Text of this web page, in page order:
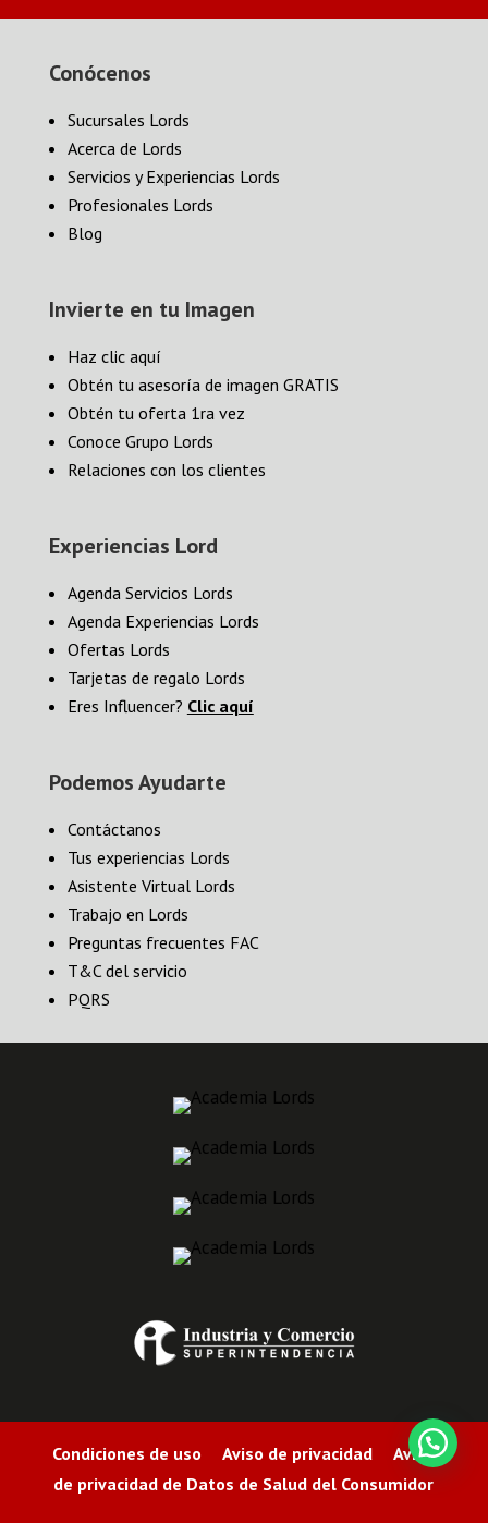
Conócenos
Sucursales Lords
Acerca de Lords
Servicios y Experiencias Lords
Profesionales Lords
Blog
Invierte en tu Imagen
Haz clic aquí
Obtén tu asesoría de imagen GRATIS
Obtén tu oferta 1ra vez
Conoce Grupo Lords
Relaciones con los clientes
Experiencias Lord
Agenda Servicios Lords
Agenda Experiencias Lords
Ofertas Lords
Tarjetas de regalo Lords
Eres Influencer? Clic aquí
Podemos Ayudarte
Contáctanos
Tus experiencias Lords
Asistente Virtual Lords
Trabajo en Lords
Preguntas frecuentes FAC
T&C del servicio
PQRS
Condiciones de uso Aviso de privacidad Aviso
de privacidad de Datos de Salud del Consumidor